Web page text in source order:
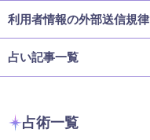
利用者情報の外部送信規律
占い記事一覧
占術一覧